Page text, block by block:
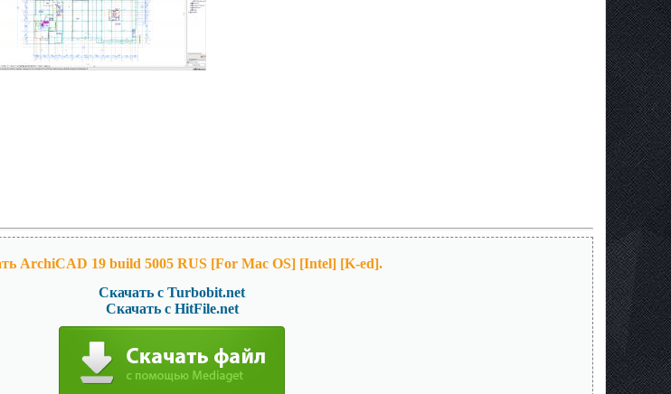
ArchiCAD 19 build 5005 RUS [For Mac OS] [Intel] [K-ed].
Скачать с Turbobit.net
Скачать с HitFile.net